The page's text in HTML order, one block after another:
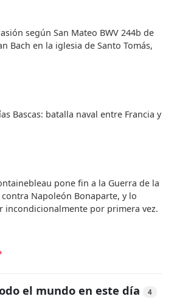
según San Mateo BWV 244b de
Bach en la iglesia de Santo Tomás,
Bascas: batalla naval entre Francia y
pone fin a la Guerra de la
Napoleón Bonaparte, y lo
incondicionalmente por primera vez.
el mundo en este día 4